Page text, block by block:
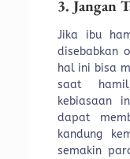
3. Jangan
Jika ibu
disebabkan
hal ini bisa
saat
kebiasaan
dapat
kandung
semakin